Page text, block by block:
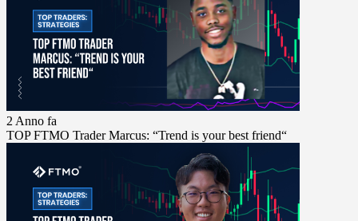
2 Anno fa
TOP FTMO Trader Marcus: “Trend is your best friend“